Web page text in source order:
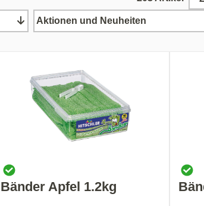
Aktionen und Neuheiten
Bänder Apfel 1.2kg